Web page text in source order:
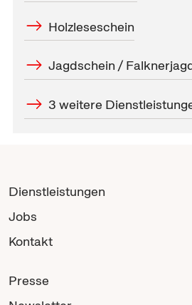
Holzleseschein
Jagdschein /
3 weitere
Dienstleistungen
Jobs
Kontakt
Presse